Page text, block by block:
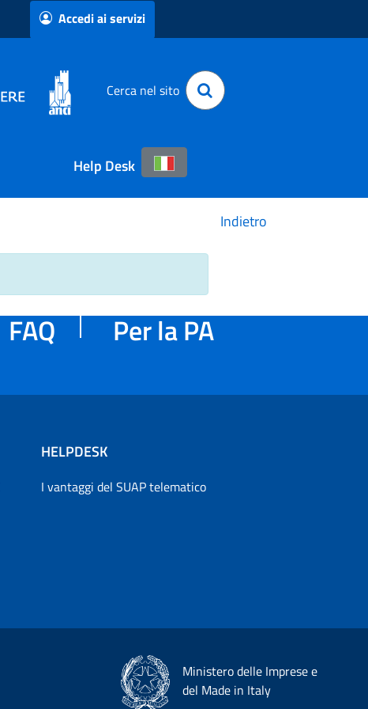
Accedi ai servizi
Cerca nel sito
Help Desk
Indietro
FAQ Per la PA
HELPDESK
I vantaggi del SUAP telematico
Ministero delle Imprese e
del Made in Italy